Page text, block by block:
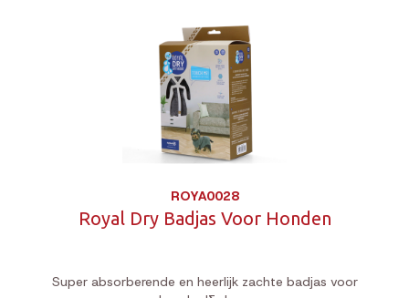
ROYA0028
Royal Dry Badjas Voor Honden
Super absorberende en heerlijk zachte badjas voor